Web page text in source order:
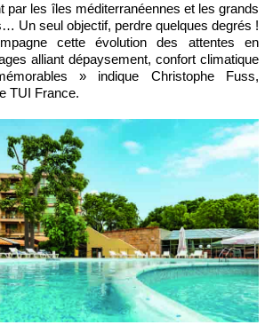
par les îles méditerranéennes et les grands
Un seul objectif, perdre quelques degrés !
cette évolution des attentes en
alliant dépaysement, confort climatique
» indique Christophe Fuss,
TUI France.